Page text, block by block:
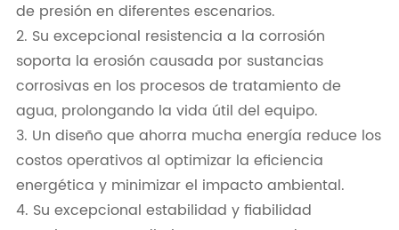
de presión en diferentes escenarios.
2. Su excepcional resistencia a la corrosión
soporta la erosión causada por sustancias
corrosivas en los procesos de tratamiento de
agua, prolongando la vida útil del equipo.
3. Un diseño que ahorra mucha energía reduce los
costos operativos al optimizar la eficiencia
energética y minimizar el impacto ambiental.
4. Su excepcional estabilidad y fiabilidad